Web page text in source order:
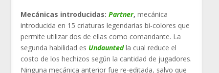
Mecánicas introducidas: Partner, mecánica
introducida en 15 criaturas legendarias bi-colores que
permite utilizar dos de ellas como comandante. La
segunda habilidad es Undaunted la cual reduce el
costo de los hechizos según la cantidad de jugadores.
Ninguna mecánica anterior fue re-editada, salvo que